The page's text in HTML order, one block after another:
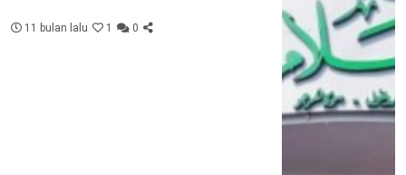
11 bulan lalu 1 0